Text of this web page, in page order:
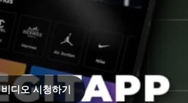
비디오 시청하기